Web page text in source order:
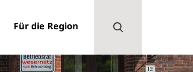
Für die Region